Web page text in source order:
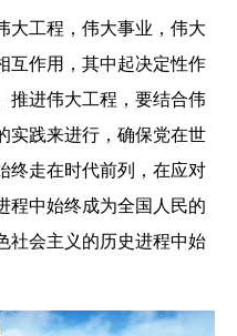
工程，伟大事业，伟大
互作用，其中起决定性作
推进伟大工程，要结合伟
实践来进行，确保党在世
终走在时代前列，在应对
程中始终成为全国人民的
社会主义的历史进程中始